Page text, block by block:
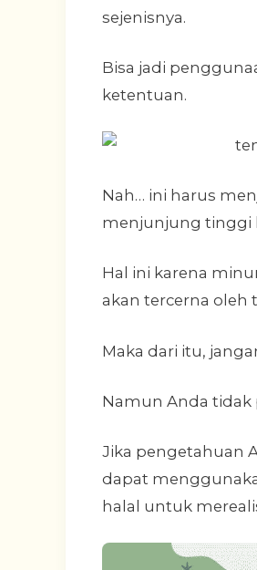
sejenisnya.
Bisa jadi
ketentuan.
Nah… ini harus
menjunjung tinggi
Hal ini karena
akan tercerna oleh
Maka dari itu,
Namun Anda tidak
Jika pengetahuan
dapat
halal untuk